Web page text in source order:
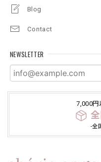
Blog
Contact
NEWSLETTER
7,000円
-全